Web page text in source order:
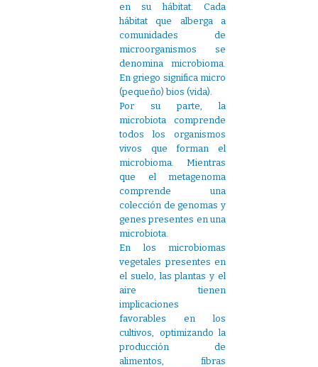
en su hábitat. Cada
hábitat que alberga a
comunidades de
microorganismos se
denomina microbioma.
En griego significa micro
(pequeño) bios (vida).
Por su parte, la
microbiota comprende
todos los organismos
vivos que forman el
microbioma. Mientras
que el metagenoma
comprende una
colección de genomas y
genes presentes en una
microbiota.
En los microbiomas
vegetales presentes en
el suelo, las plantas y el
aire tienen
implicaciones
favorables en los
cultivos, optimizando la
producción de
alimentos, fibras